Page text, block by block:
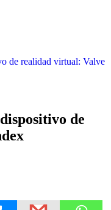
de realidad virtual: Valve
de